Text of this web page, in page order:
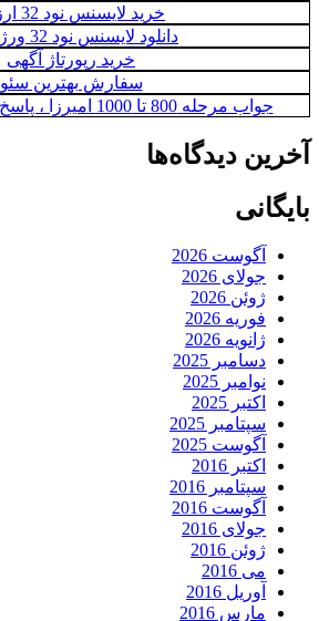
خرید لایسنس نود 32 ارزان
دانلود لایسنس نود 32 ورژن 16
خرید رپورتاژ آگهی
سفارش بهترین سئو
جواب مرحله 800 تا 1000 امیرزا ، پاسخ مرحله 800 آمیرزا
آخرین دیدگاه‌ها
بایگانی
آگوست 2026
جولای 2026
ژوئن 2026
فوریه 2026
ژانویه 2026
دسامبر 2025
نوامبر 2025
اکتبر 2025
سپتامبر 2025
آگوست 2025
اکتبر 2016
سپتامبر 2016
آگوست 2016
جولای 2016
ژوئن 2016
می 2016
آوریل 2016
مارس 2016